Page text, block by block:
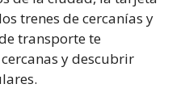
trenes de cercanías y
transporte te
y descubrir